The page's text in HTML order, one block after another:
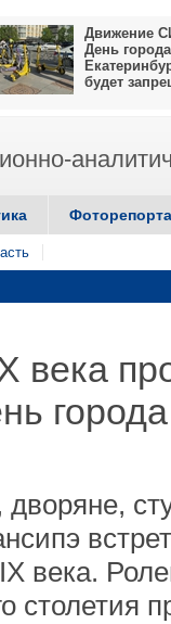
Движение
День города
будет
века
города
века.
столетия